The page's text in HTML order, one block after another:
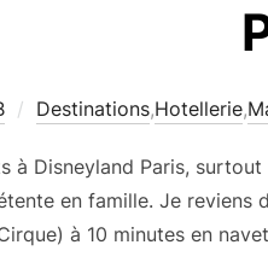
Destinations,Hotellerie,
à Disneyland Paris,
en famille. Je reviens
à 10 minutes en